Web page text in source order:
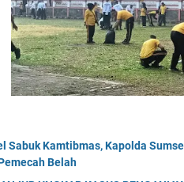
Sabuk Kamtibmas, Kapolda
Belah